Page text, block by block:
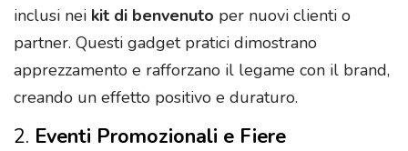
inclusi nei kit di benvenuto per nuovi clienti o
partner. Questi gadget pratici dimostrano
apprezzamento e rafforzano il legame con il brand,
creando un effetto positivo e duraturo.
2. Eventi Promozionali e Fiere